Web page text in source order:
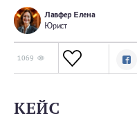
Лавфер Елена
Юрист
1069
КЕЙС